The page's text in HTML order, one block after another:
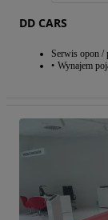
DD CARS
Serwis opon /
Wynajem